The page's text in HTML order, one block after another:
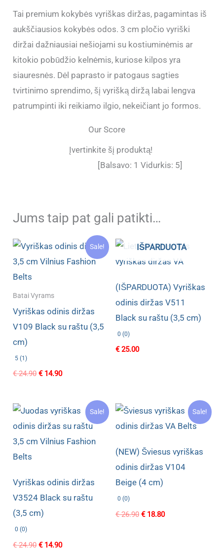
Tai premium kokybės vyriškas diržas, pagamintas iš
aukščiausios kokybės odos. 3 cm pločio vyriški
diržai dažniausiai nešiojami su kostiuminėmis ar
kitokio pobūdžio kelnėmis, kuriose kilpos yra
siauresnės. Dėl paprasto ir patogaus sagties
tvirtinimo sprendimo, šį vyrišką diržą labai lengva
patrumpinti iki reikiamo ilgio, nekeičiant jo formos.
Our Score
Įvertinkite šį produktą!
[Balsavo: 1 Vidurkis: 5]
Jums taip pat gali patikti…
Sale!
Batai Vyrams
Vyriškas odinis diržas
V109 Black su raštu (3,5
cm)
5 (1)
€24.90 Original
€14.90Current
IŠPARDUOTA
(IŠPARDUOTA) Vyriškas
odinis diržas V511
Black su raštu (3,5 cm)
0 (0)
€25.00
Sale!
Vyriškas odinis diržas
V3524 Black su raštu
(3,5 cm)
0 (0)
€24.90 Original
€14.90Current
Sale!
(NEW) Šviesus vyriškas
odinis diržas V104
Beige (4 cm)
0 (0)
€26.90 Original
€18.80Current